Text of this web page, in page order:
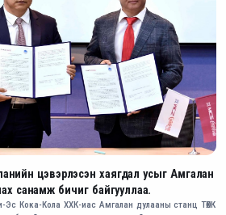
цэвэрлэсэн хаягдал усыг Амгалан
санамж бичиг байгууллаа.
Кока-Кола ХХК-иас Амгалан дулааны станц ТӨХК